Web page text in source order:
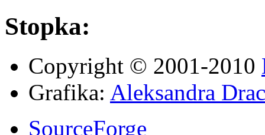
Stopka:
Copyright © 2001-2010
Grafika: Aleksandra
SourceForge